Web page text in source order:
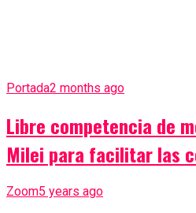
Portada2 months ago
Libre competencia de
Milei para facilitar las
Zoom5 years ago